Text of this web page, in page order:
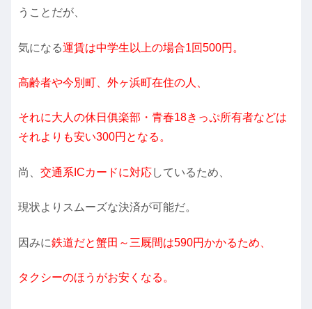
うことだが、
気になる運賃は中学生以上の場合1回500円。
高齢者や今別町、外ヶ浜町在住の人、
それに大人の休日俱楽部・青春18きっぷ所有者などは
それよりも安い300円となる。
尚、 交通系ICカードに対応しているため、
現状よりスムーズな決済が可能だ。
因みに鉄道だと蟹田～三厩間は590円かかるため、
タクシーのほうがお安くなる。